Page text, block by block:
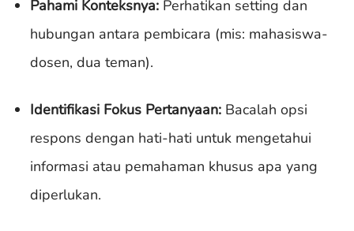
Pahami Konteksnya: Perhatikan setting dan
hubungan antara pembicara (mis: mahasiswa-
dosen, dua teman).
Identifikasi Fokus Pertanyaan: Bacalah opsi
respons dengan hati-hati untuk mengetahui
informasi atau pemahaman khusus apa yang
diperlukan.